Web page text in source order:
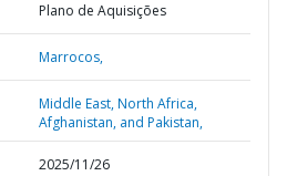
Plano de Aquisições
Marrocos,
Middle East, North Africa,
Afghanistan, and Pakistan,
2025/11/26